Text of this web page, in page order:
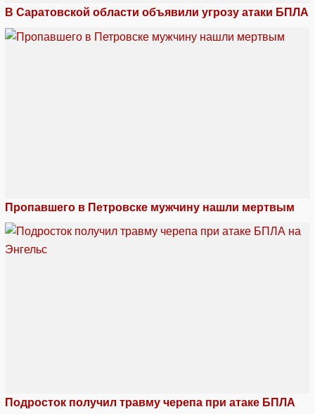
В Саратовской области объявили угрозу атаки БПЛА
Пропавшего в Петровске мужчину нашли мертвым
Подросток получил травму черепа при атаке БПЛА